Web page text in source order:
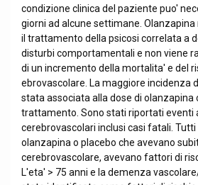
condizione clinica del paziente puo'
giorni ad alcune settimane.
il trattamento della psicosi correlata a
disturbi comportamentali e non viene
di un incremento della mortalita' e del
ebrovascolare. La maggiore incidenza
stata associata alla dose di olanzapina
trattamento. Sono stati riportati eventi
cerebrovascolari inclusi casi fatali.
olanzapina o placebo che avevano
cerebrovascolare, avevano fattori di
L'eta' > 75 anni e la demenza